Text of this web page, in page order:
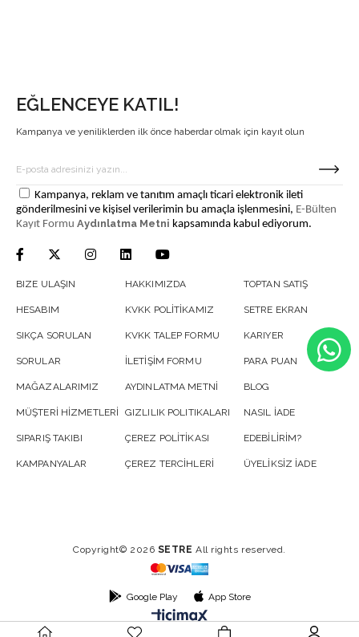
EĞLENCEYE KATIL!
Kampanya ve yeniliklerden ilk önce haberdar olmak için kayıt olun
Kampanya, reklam ve tanıtım amaçlı ticari elektronik ileti
gönderilmesini ve kişisel verilerimin bu amaçla işlenmesini, E-Bülten
Kayıt Formu Aydınlatma Metni kapsamında kabul ediyorum.
BIZE ULAŞIN
HESABIM
SIKÇA SORULAN
SORULAR
MAĞAZALARIMIZ
MÜŞTERİ HİZMETLERİ
SIPARIŞ TAKIBI
KAMPANYALAR
HAKKIMIZDA
KVKK POLİTİKAMIZ
KVKK TALEP FORMU
İLETİŞİM FORMU
AYDINLATMA METNİ
GIZLILIK POLITIKALARI
ÇEREZ POLİTİKASI
ÇEREZ TERCİHLERİ
TOPTAN SATIŞ
SETRE EKRAN
KARIYER
PARA PUAN
BLOG
NASIL İADE
EDEBİLİRİM?
ÜYELİKSİZ İADE
Copyright© 2026 SETRE All rights reserved.
Google Play App Store